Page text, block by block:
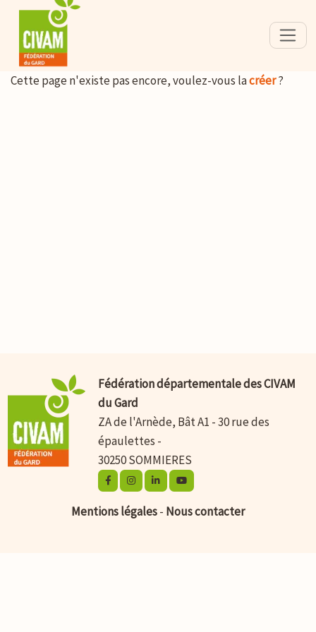
Cette page n'existe pas encore, voulez-vous lacréer?
Fédération départementale des CIVAM
du Gard
ZA de l'Arnède, Bât A1 - 30 rue des
épaulettes -
30250 SOMMIERES
Mentions légales- Nous contacter